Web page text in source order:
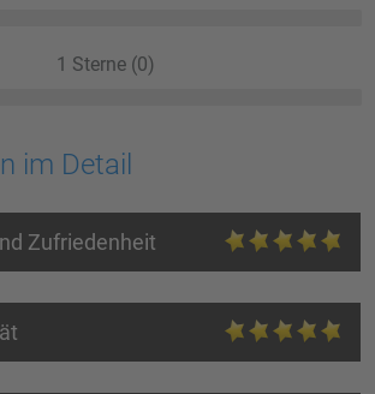
1 Sterne (0)
im Detail
Zufriedenheit